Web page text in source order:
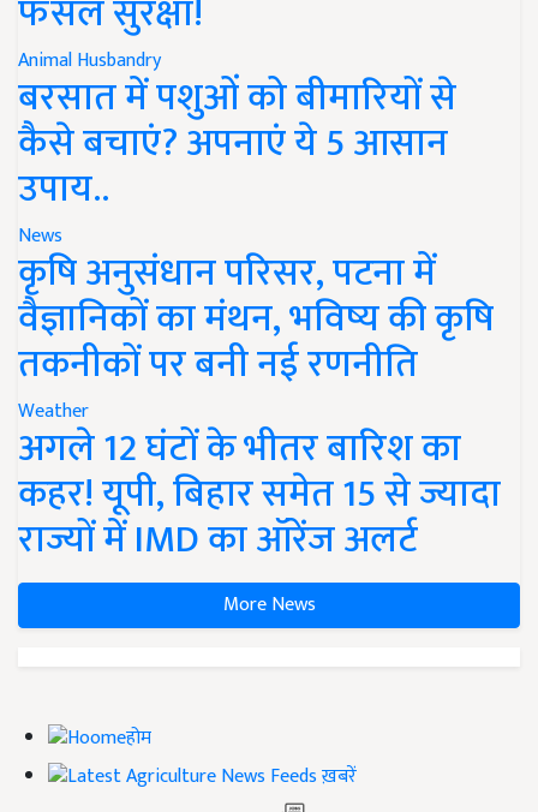
फसल सुरक्षा!
Animal Husbandry
बरसात में पशुओं को बीमारियों से
कैसे बचाएं? अपनाएं ये 5 आसान
उपाय..
News
कृषि अनुसंधान परिसर, पटना में
वैज्ञानिकों का मंथन, भविष्य की कृषि
तकनीकों पर बनी नई रणनीति
Weather
अगले 12 घंटों के भीतर बारिश का
कहर! यूपी, बिहार समेत 15 से ज्यादा
राज्यों में IMD का ऑरेंज अलर्ट
More News
होम
ख़बरें